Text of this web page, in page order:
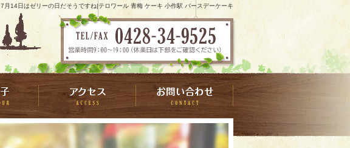
7月14日はゼリーの日だそうですね|テロワール 青梅 ケーキ 小作駅 バースデーケーキ